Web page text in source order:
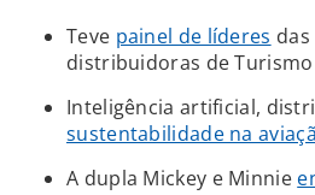
Teve painel de líderes
distribuidoras de
Inteligência artificial,
sustentabilidade na
A dupla Mickey e Minnie